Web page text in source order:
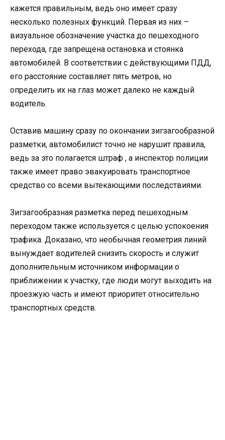
кажется правильным, ведь оно имеет сразу
несколько полезных функций. Первая из них –
визуальное обозначение участка до пешеходного
перехода, где запрещена остановка и стоянка
автомобилей. В соответствии с действующими ПДД,
его расстояние составляет пять метров, но
определить их на глаз может далеко не каждый
водитель.
Оставив машину сразу по окончании зигзагообразной
разметки, автомобилист точно не нарушит правила,
ведь за это полагается штраф , а инспектор полиции
также имеет право эвакуировать транспортное
средство со всеми вытекающими последствиями.
Зигзагообразная разметка перед пешеходным
переходом также используется с целью успокоения
трафика. Доказано, что необычная геометрия линий
вынуждает водителей снизить скорость и служит
дополнительным источником информации о
приближении к участку, где люди могут выходить на
проезжую часть и имеют приоритет относительно
транспортных средств.